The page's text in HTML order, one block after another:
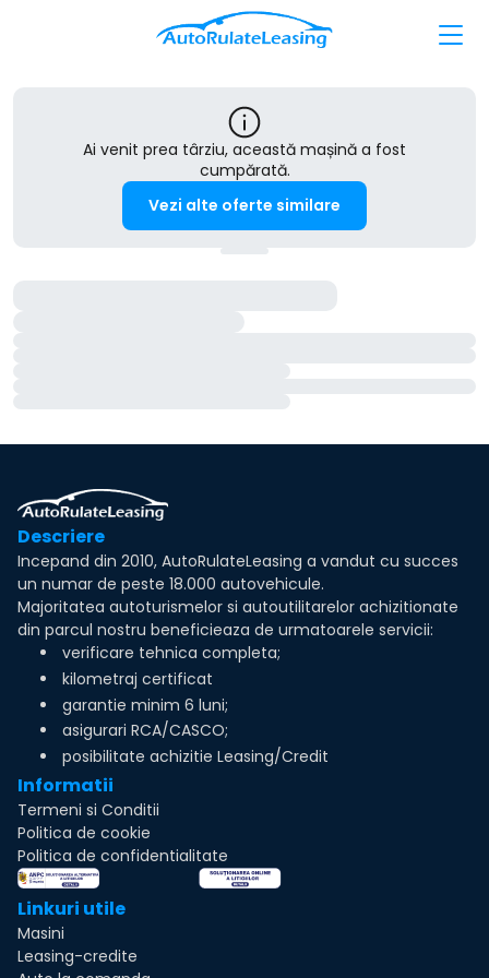
Ai venit prea târziu, această mașină a fost
cumpărată.
Vezi alte oferte similare
Descriere
Incepand din 2010, AutoRulateLeasing a vandut cu succes
un numar de peste 18.000 autovehicule.
Majoritatea autoturismelor si autoutilitarelor achizitionate
din parcul nostru beneficieaza de urmatoarele servicii:
verificare tehnica completa;
kilometraj certificat
garantie minim 6 luni;
asigurari RCA/CASCO;
posibilitate achizitie Leasing/Credit
Informatii
Termeni si Conditii
Politica de cookie
Politica de confidentialitate
Linkuri utile
Masini
Leasing-credite